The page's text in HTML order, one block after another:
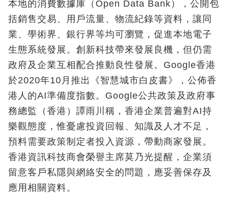
本地的消費數據庫（Open Data Bank），公開包
括銷售交易、用戶流量、物流紀錄等資料，讓同
業、學術界、銀行界等均可瀏覽，促進本地電子
生態系統發展。創新科技帶來發展良機，但仍需
政府及企業互相配合推動良性發展。Google香港
於2020年10月推出《智慧城市白皮書》，公佈香
港人的AI準備度指數。Google公共政策及政府事
務總監（香港）譚雨川稱，香港企業普遍對AI持
樂觀態度，惟憂慮投資回報、知識及人才不足，
預料需要政策制定者投入資源，帶動商家發展。
香港資訊科技商會榮譽主席莫乃光提醒，企業須
留意客戶私隱與網絡安全的問題，應妥善保存及
應用相關資料。